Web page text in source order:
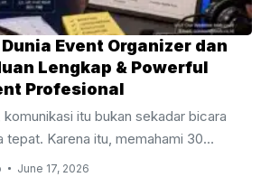
Event Organizer dan
Lengkap & Powerful
Profesional
itu bukan sekadar bicara
Karena itu, memahami 30
Organizer dan Artinya bisa menjadi
June 17, 2026